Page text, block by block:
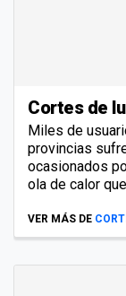
Cortes de
Miles de
provincias
ocasionados
ola de calor
VER MÁS DE